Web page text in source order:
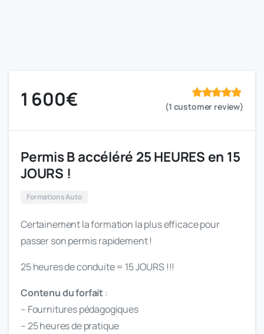
1 600€ Notésur 5
(1 customer review)
Permis B accéléré 25 HEURES en 15
JOURS !
Formations Auto
Certainement la formation la plus efficace pour
passer son permis rapidement !
25 heures de conduite = 15 JOURS !!!
Contenu du forfait:
– Fournitures pédagogiques
– 25 heures de pratique